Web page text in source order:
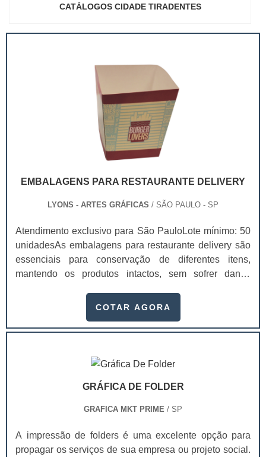
CATÁLOGOS CIDADE TIRADENTES
EMBALAGENS PARA RESTAURANTE DELIVERY
LYONS - ARTES GRÁFICAS / SÃO PAULO - SP
Atendimento exclusivo para São PauloLote mínimo: 50
unidadesAs embalagens para restaurante delivery são
essenciais para conservação de diferentes itens,
mantendo os produtos intactos, sem sofrer danos
casa dos clientes.Elas são excelentes para o transporte
por entregadores com agilidade e rapidez. Para
pesquisa e encontre aquela que tem o melhor.
COTAR AGORA
GRÁFICA DE FOLDER
GRAFICA MKT PRIME / SP
A impressão de folders é uma excelente opção para
propagar os serviços de sua empresa ou projeto social.